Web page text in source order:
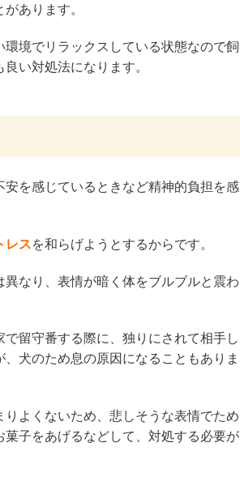
あります。
境でリラックスしている状態なので飼
い対処法になります。
を感じているときなど精神的負担を感
レスを和らげようとするからです。
なり、表情が暗く体をブルブルと震わ
留守番する際に、独りにされて相手し
犬のため息の原因になることもありま
よくないため、悲しそうな表情でため
子をあげるなどして、対処する必要が